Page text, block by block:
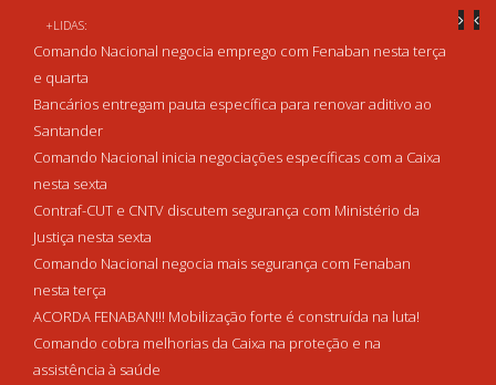
+LIDAS:
Comando Nacional negocia emprego com Fenaban nesta terça
e quarta
Bancários entregam pauta específica para renovar aditivo ao
Santander
Comando Nacional inicia negociações específicas com a Caixa
nesta sexta
Contraf-CUT e CNTV discutem segurança com Ministério da
Justiça nesta sexta
Comando Nacional negocia mais segurança com Fenaban
nesta terça
ACORDA FENABAN!!! Mobilização forte é construída na luta!
Comando cobra melhorias da Caixa na proteção e na
assistência à saúde